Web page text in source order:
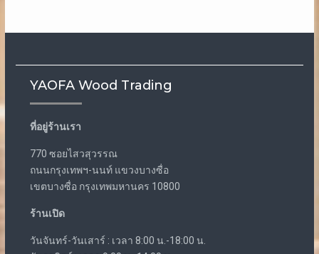
YAOFA Wood Trading
ที่อยู่ร้านเรา
770 ซอยไสวสุวรรณ
ถนนกรุงเทพฯ-นนท์ แขวงบางซื่อ
เขตบางซื่อ กรุงเทพมหานคร 10800
ร้านเปิด
วันจันทร์-วันเสาร์ : เวลา 8:00 น.-18:00 น.